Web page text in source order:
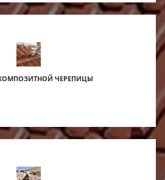
ЧЕРЕПИЦЫ